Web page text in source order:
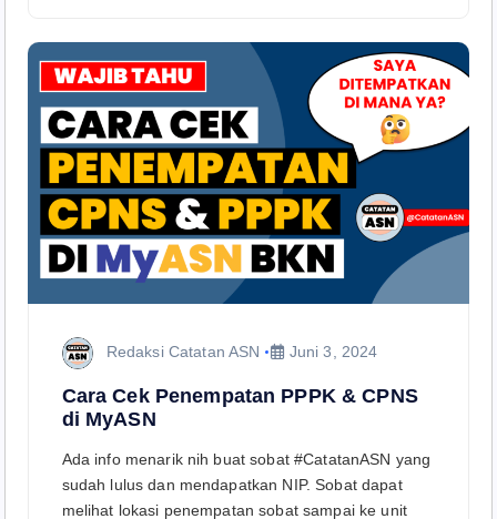
Redaksi Catatan ASN Juni 3, 2024
Cara Cek Penempatan PPPK & CPNS
di MyASN
Ada info menarik nih buat sobat #CatatanASN yang
sudah lulus dan mendapatkan NIP. Sobat dapat
melihat lokasi penempatan sobat sampai ke unit